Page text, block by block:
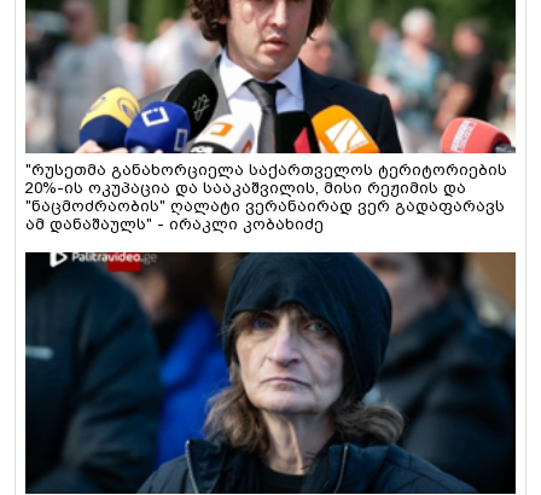
"რუსეთმა განახორციელა საქართველოს ტერიტორიების
20%-ის ოკუპაცია და სააკაშვილის, მისი რეჟიმის და
"ნაცმოძრაობის" ღალატი ვერანაირად ვერ გადაფარავს
ამ დანაშაულს" - ირაკლი კობახიძე